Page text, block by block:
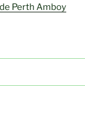
Perth Amboy